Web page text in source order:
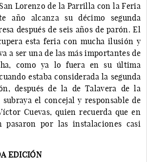
Lorenzo de la Parrilla con la Feria
año alcanza su décimo segunda
después de seis años de parón. El
esta feria con mucha ilusión y
a ser una de las más importantes de
como ya lo fuera en su última
estaba considerada la segunda
después de la de Talavera de la
el concejal y responsable de
Cuevas, quien recuerda que en
por las instalaciones casi
EDICIÓN